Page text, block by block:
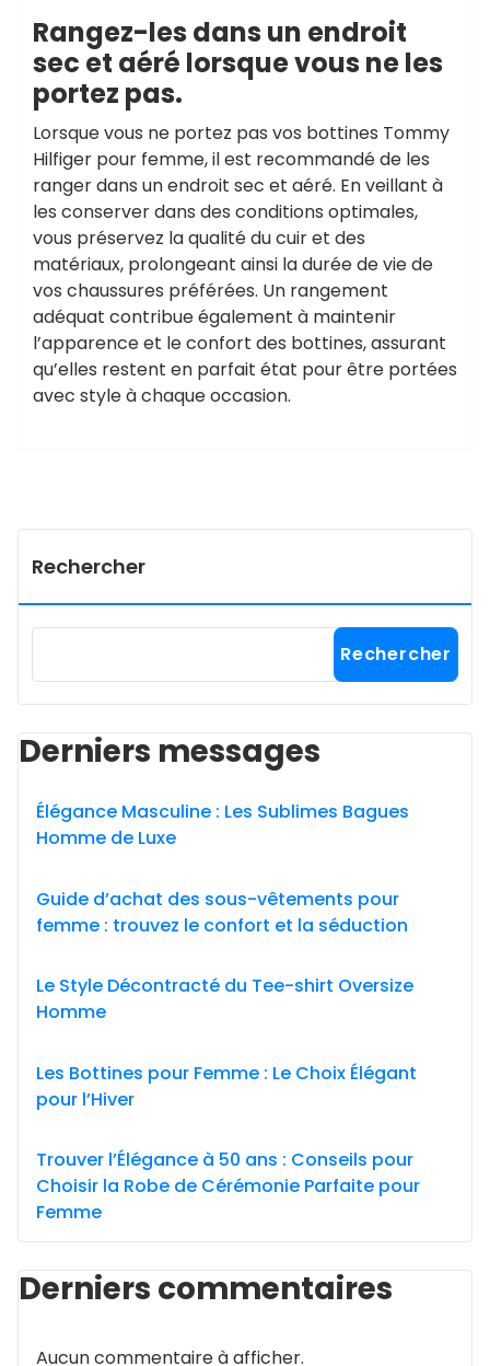
Rangez-les dans un endroit
sec et aéré lorsque vous ne les
portez pas.
Lorsque vous ne portez pas vos bottines Tommy
Hilfiger pour femme, il est recommandé de les
ranger dans un endroit sec et aéré. En veillant à
les conserver dans des conditions optimales,
vous préservez la qualité du cuir et des
matériaux, prolongeant ainsi la durée de vie de
vos chaussures préférées. Un rangement
adéquat contribue également à maintenir
l’apparence et le confort des bottines, assurant
qu’elles restent en parfait état pour être portées
avec style à chaque occasion.
Rechercher
Rechercher
Derniers messages
Élégance Masculine : Les Sublimes Bagues
Homme de Luxe
Guide d’achat des sous-vêtements pour
femme : trouvez le confort et la séduction
Le Style Décontracté du Tee-shirt Oversize
Homme
Les Bottines pour Femme : Le Choix Élégant
pour l’Hiver
Trouver l’Élégance à 50 ans : Conseils pour
Choisir la Robe de Cérémonie Parfaite pour
Femme
Derniers commentaires
Aucun commentaire à afficher.